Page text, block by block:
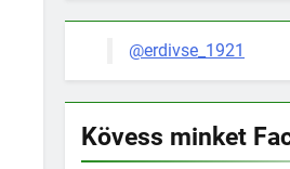
@erdivse_1921
Kövess minket